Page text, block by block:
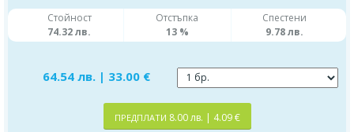
Стойност
74.32 лв.
Отстъпка
13 %
Спестени
9.78 лв.
64.54 лв. | 33.00 €
ПРЕДПЛАТИ 8.00 лв. | 4.09 €